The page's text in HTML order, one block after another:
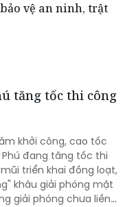
vệ an ninh, trật
tăng tốc thi công
khởi công, cao tốc
Phú đang tăng tốc thi
triển khai đồng loạt,
khâu giải phóng mặt
giải phóng chưa liền